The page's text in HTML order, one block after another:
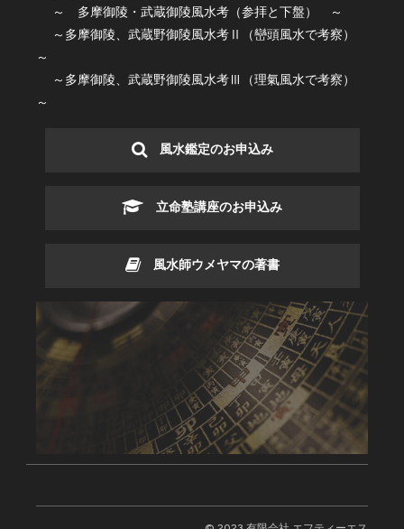
～ 多摩御陵・武蔵御陵風水考（参拝と下盤） ～
～多摩御陵、武蔵野御陵風水考Ⅱ（巒頭風水で考察）
～
～多摩御陵、武蔵野御陵風水考Ⅲ（理氣風水で考察）
～
風水鑑定のお申込み
立命塾講座のお申込み
風水師ウメヤマの著書